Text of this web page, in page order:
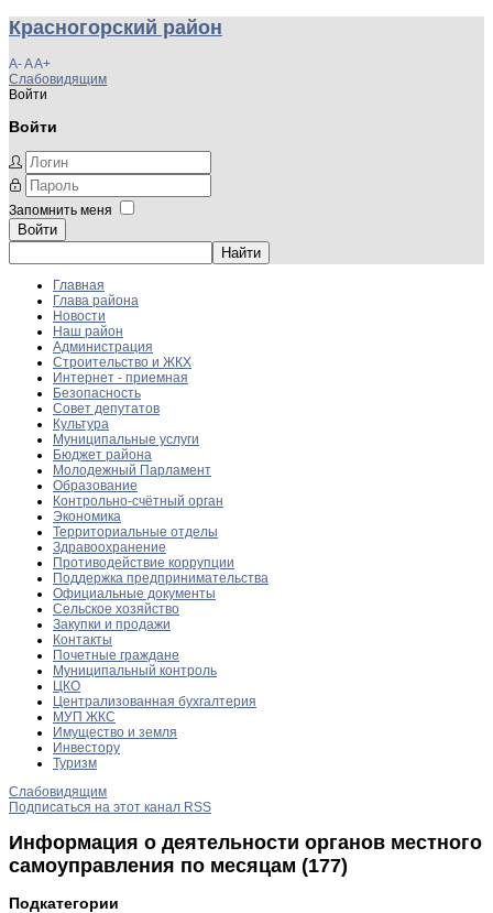
Красногорский район
A-AA+
Слабовидящим
Войти
Войти
Запомнить меня
Войти
Главная
Глава района
Новости
Наш район
Администрация
Строительство и ЖКХ
Интернет - приемная
Безопасность
Совет депутатов
Культура
Муниципальные услуги
Бюджет района
Молодежный Парламент
Образование
Контрольно-счётный орган
Экономика
Территориальные отделы
Здравоохранение
Противодействие коррупции
Поддержка предпринимательства
Официальные документы
Сельское хозяйство
Закупки и продажи
Контакты
Почетные граждане
Муниципальный контроль
ЦКО
Централизованная бухгалтерия
МУП ЖКС
Имущество и земля
Инвестору
Туризм
Слабовидящим
Подписаться на этот канал RSS
Информация о деятельности органов местного
самоуправления по месяцам (177)
Подкатегории